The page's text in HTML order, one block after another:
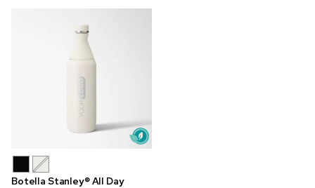
Botella Stanley® All Day